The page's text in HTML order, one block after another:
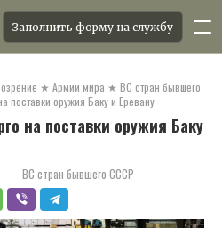
Заполнить форму на службу
★ Армии мира ★ ВС стран бывшего
поставки оружия Баку и Еревану
на поставки оружия Баку
ВС стран бывшего СССР